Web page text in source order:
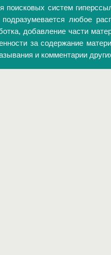
поисковых систем
любое
добавление части
за содержание
и комментарии